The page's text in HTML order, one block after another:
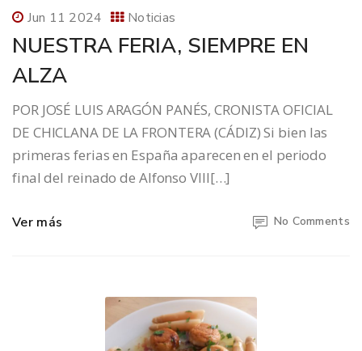
Jun 11 2024 Noticias
NUESTRA FERIA, SIEMPRE EN
ALZA
POR JOSÉ LUIS ARAGÓN PANÉS, CRONISTA OFICIAL
DE CHICLANA DE LA FRONTERA (CÁDIZ) Si bien las
primeras ferias en España aparecen en el periodo
final del reinado de Alfonso VIII[…]
Ver más No Comments